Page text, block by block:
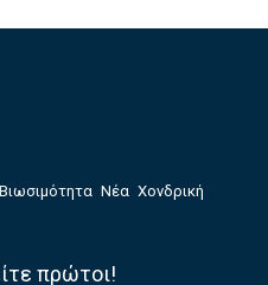
Βιωσιμότητα Νέα Χονδρική
πρώτοι!